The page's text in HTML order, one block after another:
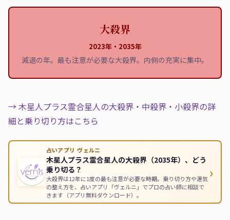
大殺界
2023年・2035年
減退の年。最も注意が必要な大殺界。内側の充実に集中。
→ 木星人プラス霊合星人の大殺界・中殺界・小殺界の詳
細と乗り切り方はこちら
占いアプリ ヴェルニ
木星人プラス霊合星人の大殺界（2035年）、どう
乗り切る？
大殺界は12年に1度の最も注意が必要な時期。乗り切り方や運気
の整え方を、占いアプリ「ヴェルニ」でプロの占い師に相談で
きます（アプリ無料ダウンロード）。
›